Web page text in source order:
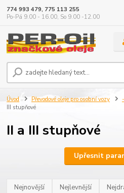
774 993 479, 775 113 255
Po-Pá 9.00 - 16.00, So 9.00 -12.00
Úvod Převodové oleje pro osobní vozy
III stupňové
II a III stupňové
Upřesnit
Nejnovější Nejlevnější